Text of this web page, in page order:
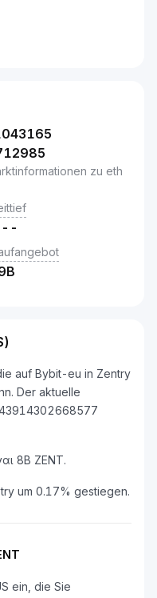
zu eth
--
auf Bybit-eu in Zentry
Der aktuelle
8B ZENT.
um 0.17% gestiegen.
ein, die Sie